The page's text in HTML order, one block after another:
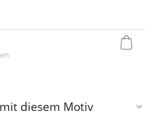
diesem Motiv